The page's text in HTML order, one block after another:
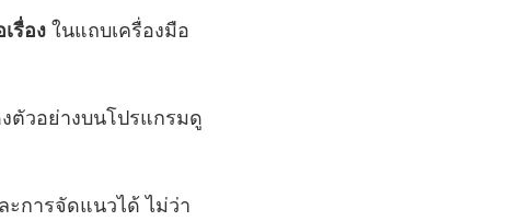
รื่อง ในแถบเครื่องมือ
ตัวอย่างบนโปรแกรมดู
การจัดแนวได้ ไม่ว่า